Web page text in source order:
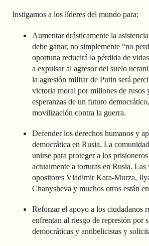
Instigamos a los líderes del mundo para:
Aumentar drásticamente la
debe ganar, no simplemente “no
oportuna reducirá la pérdida de
a expulsar al agresor del suelo
la agresión militar de Putin será
victoria moral por millones de rusos
esperanzas de un futuro
movilización contra la guerra.
Defender los derechos humanos y
democrática en Rusia. La
unirse para proteger a los
actualmente a torturas en Rusia.
opositores Vladimir Kara-Murza,
Chanysheva y muchos otros están
Reforzar el apoyo a los ciudadanos
enfrentan al riesgo de represión por
democráticas y antibelicistas y